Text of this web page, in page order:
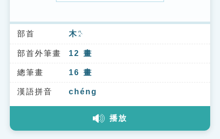
索引選單
知識索引
單字索引
生命大百科索引
部首 木ㄇㄨˋ
部首外筆畫 12 畫
總筆畫 16 畫
漢語拼音 chéng
播放